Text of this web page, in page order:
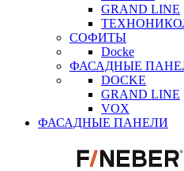
GRAND LINE
СОФИТЫ
Docke
ФАСАДНЫЕ
DOCKE
GRAND LINE
VOX
ФАСАДНЫЕ ПАНЕЛИ